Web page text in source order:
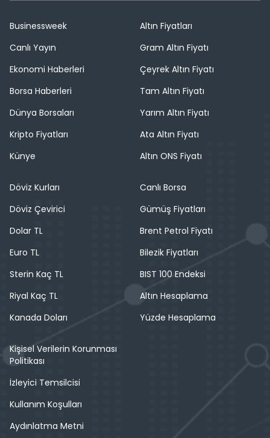
Businessweek
Canlı Yayın
Ekonomi Haberleri
Borsa Haberleri
Dünya Borsaları
Kripto Fiyatları
Künye
Altın Fiyatları
Gram Altın Fiyatı
Çeyrek Altın Fiyatı
Tam Altın Fiyatı
Yarım Altın Fiyatı
Ata Altın Fiyatı
Altın ONS Fiyatı
Döviz Kurları
Döviz Çevirici
Dolar TL
Euro TL
Sterin Kaç TL
Riyal Kaç TL
Kanada Doları
Canlı Borsa
Gümüş Fiyatları
Brent Petrol Fiyatı
Bilezik Fiyatları
BIST 100 Endeksi
Altın Hesaplama
Yüzde Hesaplama
Kişisel Verilerin Korunması
Politikası
İzleyici Temsilcisi
Kullanım Koşulları
Aydınlatma Metni